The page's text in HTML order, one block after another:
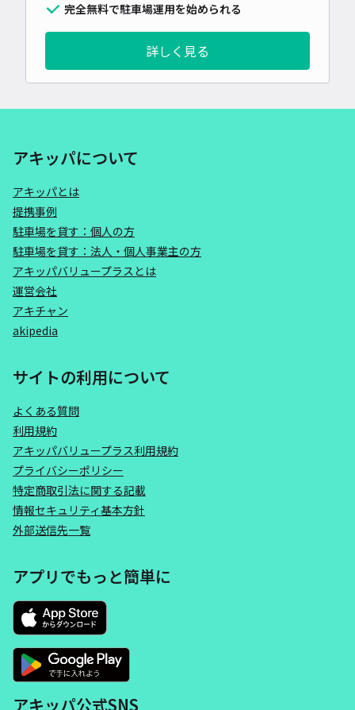
完全無料で駐車場運用を始められる
詳しく見る
アキッパについて
アキッパとは
提携事例
駐車場を貸す：個人の方
駐車場を貸す：法人・個人事業主の方
アキッパバリュープラスとは
運営会社
アキチャン
akipedia
サイトの利用について
よくある質問
利用規約
アキッパバリュープラス利用規約
プライバシーポリシー
特定商取引法に関する記載
情報セキュリティ基本方針
外部送信先一覧
アプリでもっと簡単に
アキッパ公式SNS